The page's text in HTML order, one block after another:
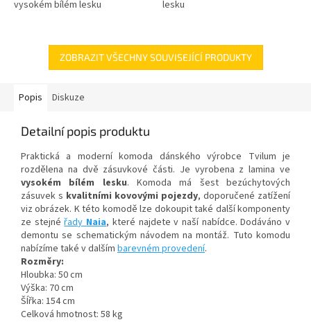
vysokém bílém lesku lesku
ZOBRAZIT VŠECHNY SOUVISEJÍCÍ PRODUKTY
Popis Diskuze
Detailní popis produktu
Praktická a moderní komoda dánského výrobce Tvilum je
rozdělena na dvě zásuvkové části. Je vyrobena z lamina ve
vysokém bílém lesku. Komoda má šest bezúchytových
zásuvek s kvalitními kovovými pojezdy, doporučené zatížení
viz obrázek. K této komodě lze dokoupit také další komponenty
ze stejnéřady Naia, které najdete v naší nabídce. Dodáváno v
demontu se schematickým návodem na montáž. Tuto komodu
nabízíme také v dalším barevném provedení.
Rozměry:
Hloubka: 50 cm
Výška: 70 cm
ŠÍřka: 154 cm
Celková hmotnost: 58 kg